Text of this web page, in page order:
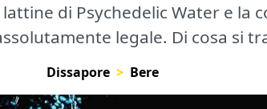
di Psychedelic Water e la
legale. Di cosa si
Dissapore Bere